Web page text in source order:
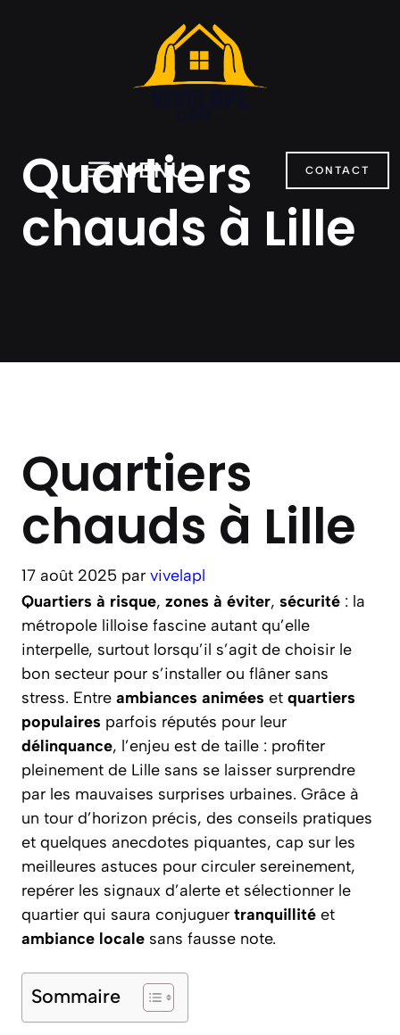
MENU CONTACT
Quartiers
chauds à Lille
Quartiers
chauds à Lille
17 août 2025 par vivelapl
Quartiers à risque, zones à éviter, sécurité : la
métropole lilloise fascine autant qu’elle
interpelle, surtout lorsqu’il s’agit de choisir le
bon secteur pour s’installer ou flâner sans
stress. Entre ambiances animées et quartiers
populaires parfois réputés pour leur
délinquance, l’enjeu est de taille : profiter
pleinement de Lille sans se laisser surprendre
par les mauvaises surprises urbaines. Grâce à
un tour d’horizon précis, des conseils pratiques
et quelques anecdotes piquantes, cap sur les
meilleures astuces pour circuler sereinement,
repérer les signaux d’alerte et sélectionner le
quartier qui saura conjuguer tranquillité et
ambiance locale sans fausse note.
Sommaire